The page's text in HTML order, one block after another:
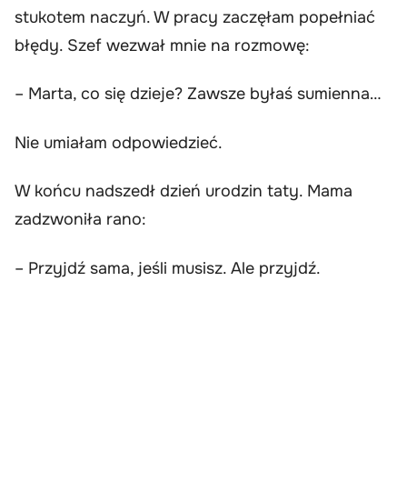
stukotem naczyń. W pracy zaczęłam popełniać
błędy. Szef wezwał mnie na rozmowę:
– Marta, co się dzieje? Zawsze byłaś sumienna…
Nie umiałam odpowiedzieć.
W końcu nadszedł dzień urodzin taty. Mama
zadzwoniła rano:
– Przyjdź sama, jeśli musisz. Ale przyjdź.